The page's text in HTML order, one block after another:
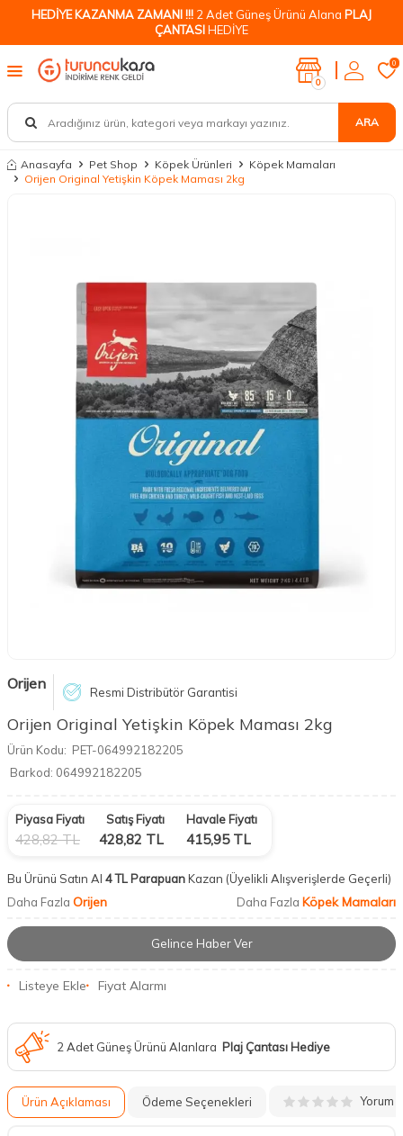
HEDİYE KAZANMA ZAMANI !!! 2 Adet Güneş Ürünü Alana PLAJ
ÇANTASIHEDİYE
ARA
0
0
Anasayfa Pet Shop Köpek Ürünleri
Köpek Mamaları
Orijen Original Yetişkin Köpek Maması 2kg
Orijen Resmi Distribütör Garantisi
Orijen Original Yetişkin Köpek Maması 2kg
Ürün Kodu: PET-064992182205
Barkod: 064992182205
Piyasa Fiyatı
428,82TL
Satış Fiyatı
428,82 TL
Havale Fiyatı
415,95TL
Bu Ürünü Satın Al 4 TL ParapuanKazan (Üyelikli Alışverişlerde Geçerli)
Daha Fazla Orijen Daha Fazla Köpek Mamaları
Gelince Haber Ver
Listeye Ekle Fiyat Alarmı
2 Adet Güneş Ürünü Alanlara Plaj Çantası Hediye
Ürün Açıklaması Ödeme Seçenekleri Yorum